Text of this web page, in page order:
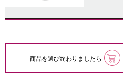
商品を選び終わりましたら